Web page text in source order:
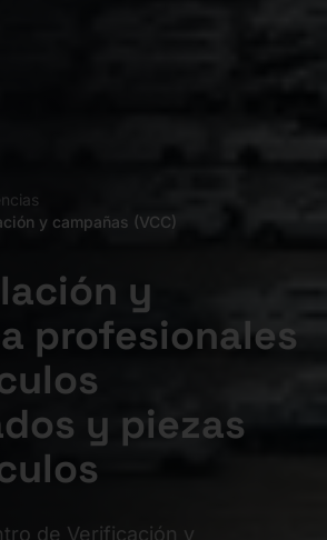
y campañas (VCC)
y
profesionales
y piezas
de Verificación y